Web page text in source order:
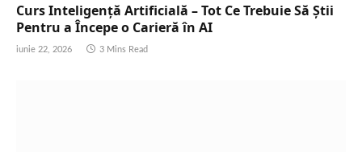
Curs Inteligență Artificială – Tot Ce Trebuie Să Știi
Pentru a Începe o Carieră în AI
iunie 22, 2026 3 Mins Read